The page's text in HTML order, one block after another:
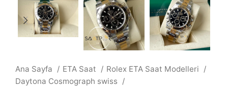
Ana Sayfa ETA Saat
Rolex ETA Saat Modelleri
Daytona Cosmograph swiss